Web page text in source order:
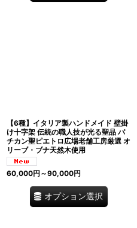
【6種】イタリア製ハンドメイド 壁掛
け十字架 伝統の職人技が光る聖品 バ
チカン聖ピエトロ広場老舗工房厳選 オ
リーブ・ブナ天然木使用
60,000円 ～90,000円
オプション選択